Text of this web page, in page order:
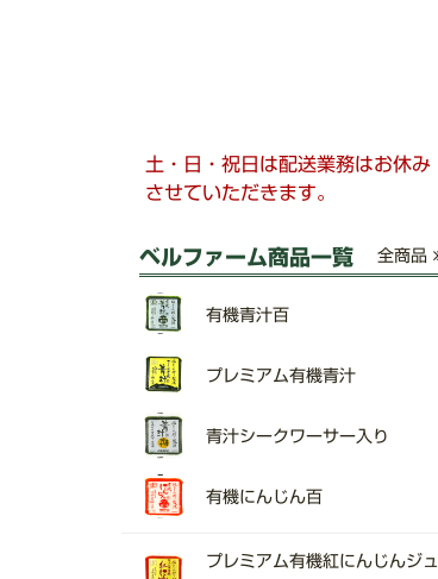
土・日・祝日は配送業務はお休み
させていただきます。
ベルファーム商品一覧 全商品
有機青汁百
プレミアム有機青汁
青汁シークワーサー入り
有機にんじん百
プレミアム有機紅にんじんジュ